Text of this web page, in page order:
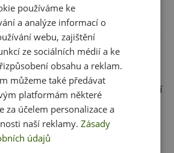
✅ BIOTECHUSA ZERO SAUCE
Pokud máte zálibu v hamburgerech
a obecně v americké kuchyni, věřte,
že i tam dokážeme kouzlit. Díky
si můžete dochutit
téměř bez kalorií. Tyto omáčky mají
100 g, což je oproti jejich
velmi znatelné snížení.
BAKERY ZERUP
používáme ke
a analýze informací o
webu, zajištění
ze sociálních médií a ke
obsahu a reklam.
můžeme také předávat
platformám některé
za účelem personalizace a
naší reklamy.Zásady
údajů